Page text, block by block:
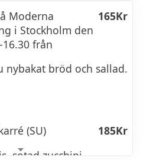
folkdanslag kl 14-
av Skansens
Moderna
i Stockholm den
från
165Kr
nybakat bröd och sallad.
(SU)
185Kr
sotad zucchini,